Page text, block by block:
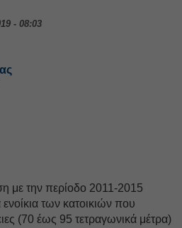
- 08:03
με την περίοδο 2011-2015
των κατοικιών που
(70 έως 95 τετραγωνικά μέτρα)